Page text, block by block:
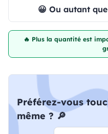
😀 Ou autant
🔥 Plus la quantité est
Préférez-vous
même ? 🔎